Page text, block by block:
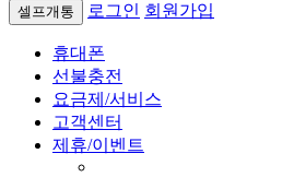
셀프개통 로그인 회원가입
휴대폰
선불충전
요금제/서비스
고객센터
제휴/이벤트